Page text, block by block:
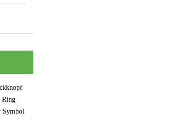
Ring
Symbol